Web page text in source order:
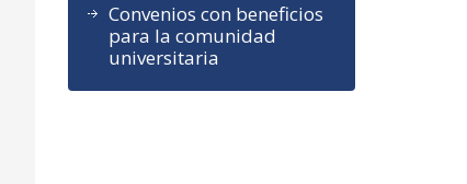
Convenios con beneficios
para la comunidad
universitaria